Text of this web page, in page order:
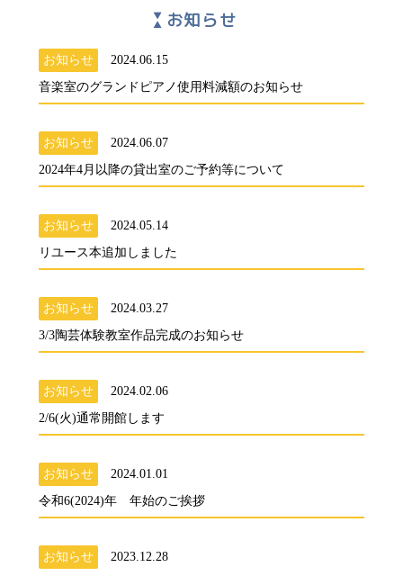
お知らせ
お知らせ
2024.06.15
音楽室のグランドピアノ使用料減額のお知らせ
お知らせ
2024.06.07
2024年4月以降の貸出室のご予約等について
お知らせ
2024.05.14
リユース本追加しました
お知らせ
2024.03.27
3/3陶芸体験教室作品完成のお知らせ
お知らせ
2024.02.06
2/6(火)通常開館します
お知らせ
2024.01.01
令和6(2024)年 年始のご挨拶
お知らせ
2023.12.28